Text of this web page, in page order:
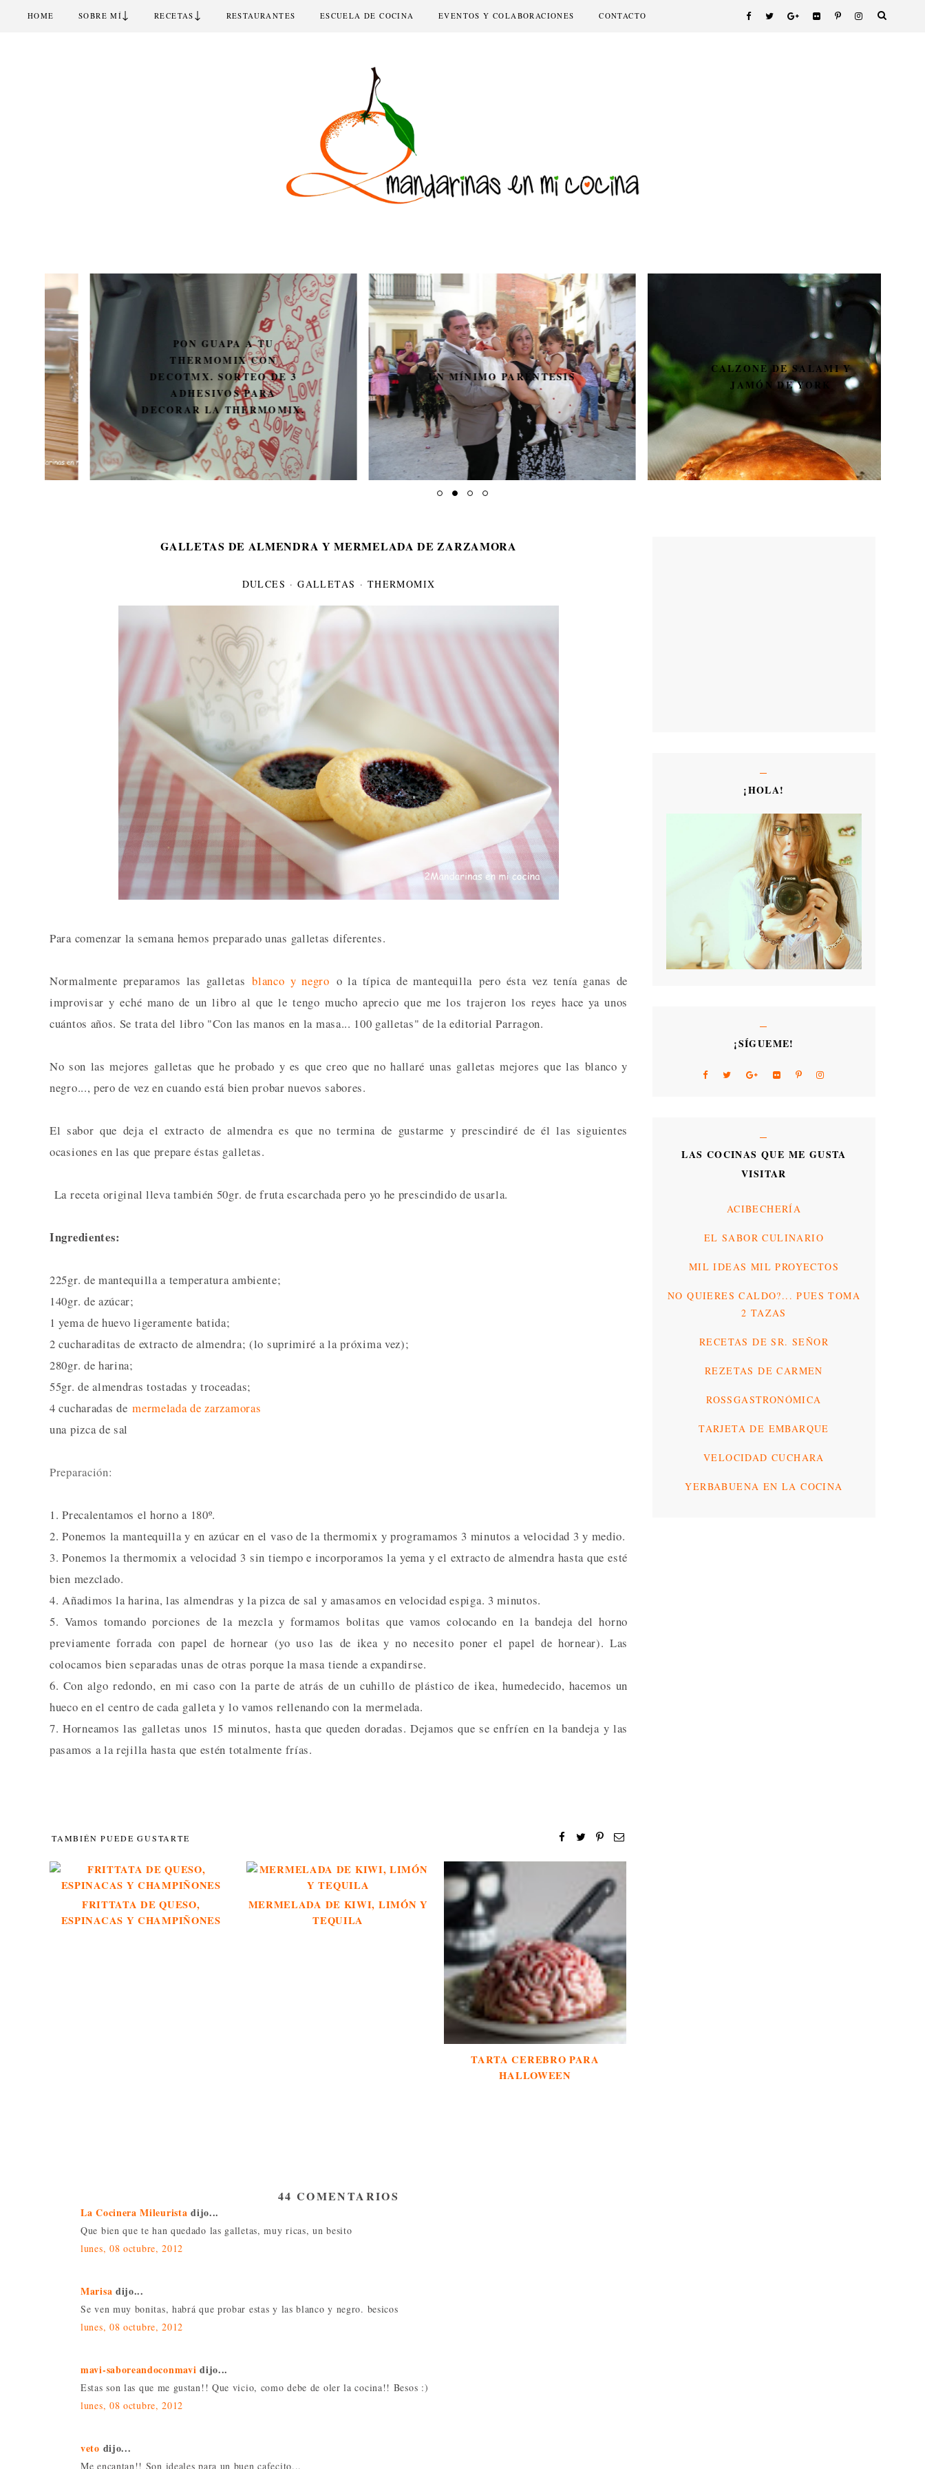
HOME SOBRE MÍ↓ RECETAS ↓ RESTAURANTES ESCUELA DE COCINA EVENTOS Y COLABORACIONES CONTACTO
PON GUAPA A TU
THERMOMIX CON
DECOTMX. SORTEO DE 3
ADHESIVOS PARA
DECORAR LA THERMOMIX.
UN MÍNIMO PARÉNTESIS
CALZONE DE SALAMI Y
JAMÓN DE YORK
GALLETAS DE ALMENDRA Y MERMELADA DE ZARZAMORA
DULCES ·GALLETAS · THERMOMIX
Para comenzar la semana hemos preparado unas galletas diferentes.
Normalmente preparamos las galletasblanco y negro o la típica de mantequilla pero ésta vez tenía ganas de
improvisar y eché mano de un libro al que le tengo mucho aprecio que me los trajeron los reyes hace ya unos
cuántos años. Se trata del libro "Con las manos en la masa... 100 galletas" de la editorial Parragon.
No son las mejores galletas que he probado y es que creo que no hallaré unas galletas mejores que las blanco y
negro..., pero de vez en cuando está bien probar nuevos sabores.
El sabor que deja el extracto de almendra es que no termina de gustarme y prescindiré de él las siguientes
ocasiones en las que prepare éstas galletas.
La receta original lleva también 50gr. de fruta escarchada pero yo he prescindido de usarla.
Ingredientes:
225gr. de mantequilla a temperatura ambiente;
140gr. de azúcar;
1 yema de huevo ligeramente batida;
2 cucharaditas de extracto de almendra; (lo suprimiré a la próxima vez);
280gr. de harina;
55gr. de almendras tostadas y troceadas;
4 cucharadas demermelada de zarzamoras
una pizca de sal
Preparación:
1. Precalentamos el horno a 180º.
2. Ponemos la mantequilla y en azúcar en el vaso de la thermomix y programamos 3 minutos a velocidad 3 y medio.
3. Ponemos la thermomix a velocidad 3 sin tiempo e incorporamos la yema y el extracto de almendra hasta que esté
bien mezclado.
4. Añadimos la harina, las almendras y la pizca de sal y amasamos en velocidad espiga. 3 minutos.
5. Vamos tomando porciones de la mezcla y formamos bolitas que vamos colocando en la bandeja del horno
previamente forrada con papel de hornear (yo uso las de ikea y no necesito poner el papel de hornear). Las
colocamos bien separadas unas de otras porque la masa tiende a expandirse.
6. Con algo redondo, en mi caso con la parte de atrás de un cuhillo de plástico de ikea, humedecido, hacemos un
hueco en el centro de cada galleta y lo vamos rellenando con la mermelada.
7. Horneamos las galletas unos 15 minutos, hasta que queden doradas. Dejamos que se enfríen en la bandeja y las
pasamos a la rejilla hasta que estén totalmente frías.
TAMBIÉN PUEDE GUSTARTE
FRITTATA DE QUESO,
ESPINACAS Y CHAMPIÑONES
MERMELADA DE KIWI, LIMÓN Y
TEQUILA
TARTA CEREBRO PARA
HALLOWEEN
44 COMENTARIOS
La Cocinera Mileurista dijo...
Que bien que te han quedado las galletas, muy ricas, un besito
lunes, 08 octubre, 2012
Marisa dijo...
Se ven muy bonitas, habrá que probar estas y las blanco y negro. besicos
lunes, 08 octubre, 2012
mavi-saboreandoconmavi dijo...
Estas son las que me gustan!! Que vicio, como debe de oler la cocina!! Besos :)
lunes, 08 octubre, 2012
veto dijo...
Me encantan!! Son ideales para un buen cafecito...
¡HOLA!
¡SÍGUEME!
LAS COCINAS QUE ME GUSTA
VISITAR
ACIBECHERÍA
EL SABOR CULINARIO
MIL IDEAS MIL PROYECTOS
NO QUIERES CALDO?... PUES TOMA
2 TAZAS
RECETAS DE SR. SEÑOR
REZETAS DE CARMEN
ROSSGASTRONÓMICA
TARJETA DE EMBARQUE
VELOCIDAD CUCHARA
YERBABUENA EN LA COCINA